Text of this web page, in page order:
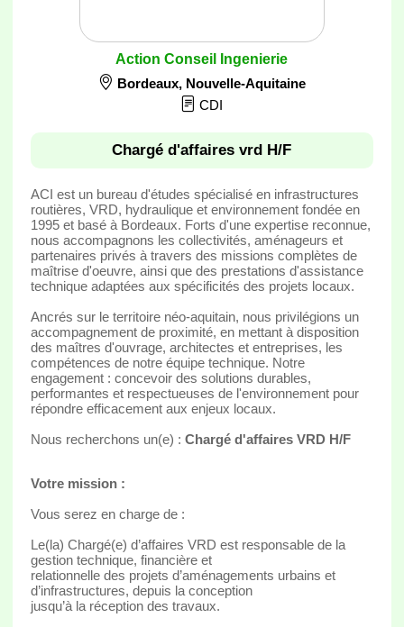
Action Conseil Ingenierie
Bordeaux, Nouvelle-Aquitaine
CDI
Chargé d'affaires vrd H/F
ACI est un bureau d'études spécialisé en infrastructures
routières, VRD, hydraulique et environnement fondée en
1995 et basé à Bordeaux. Forts d'une expertise reconnue,
nous accompagnons les collectivités, aménageurs et
partenaires privés à travers des missions complètes de
maîtrise d'oeuvre, ainsi que des prestations d'assistance
technique adaptées aux spécificités des projets locaux.
Ancrés sur le territoire néo-aquitain, nous privilégions un
accompagnement de proximité, en mettant à disposition
des maîtres d'ouvrage, architectes et entreprises, les
compétences de notre équipe technique. Notre
engagement : concevoir des solutions durables,
performantes et respectueuses de l'environnement pour
répondre efficacement aux enjeux locaux.
Nous recherchons un(e) : Chargé d'affaires VRD H/F
Votre mission :
Vous serez en charge de :
Le(la) Chargé(e) d’affaires VRD est responsable de la
gestion technique, financière et
relationnelle des projets d’aménagements urbains et
d’infrastructures, depuis la conception
jusqu’à la réception des travaux.